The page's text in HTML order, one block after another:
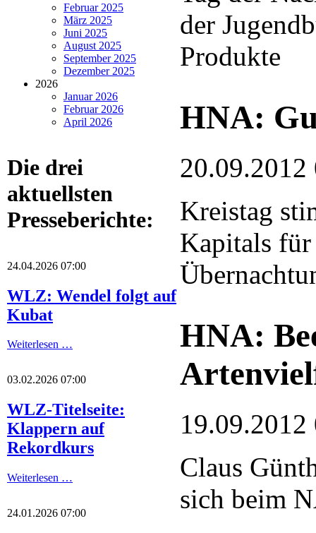
Februar 2025
März 2025
Juni 2025
August 2025
September 2025
Dezember 2025
2026
Januar 2026
Februar 2026
April 2026
Die drei
aktuellsten
Presseberichte:
24.04.2026 07:00
WLZ: Wendel folgt auf
Kubat
Weiterlesen …
03.02.2026 07:00
WLZ-Titelseite:
Klappern auf
Rekordkurs
Weiterlesen …
24.01.2026 07:00
der
Produkte
HNA:
20.09.2012
Kreistag
Kapitals für
HNA:
19.09.2012
Claus
sich beim